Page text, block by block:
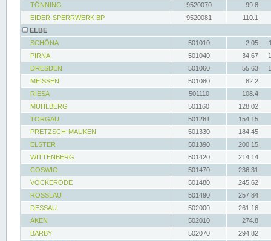
TÖNNING
9520070
99.8
EIDER-SPERRWERK BP
9520081
110.1
ELBE
SCHÖNA
501010 2.05
PIRNA
501040 34.67
DRESDEN
501060 55.63
MEISSEN
501080
82.2
RIESA
501110
108.4
MÜHLBERG
501160
128.02
TORGAU
501261
154.15
PRETZSCH-MAUKEN
501330
184.45
ELSTER
501390
200.15
WITTENBERG
501420
214.14
COSWIG
501470
236.31
VOCKERODE
501480
245.62
ROSSLAU
501490
257.84
DESSAU
502000
261.16
AKEN
502010
274.8
BARBY
502070
294.82